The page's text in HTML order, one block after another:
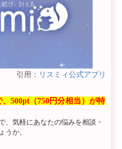
引用： リスミィ公式アプリ
500pt（750円分相当）が特
、気軽にあなたの悩みを相談・
うか。